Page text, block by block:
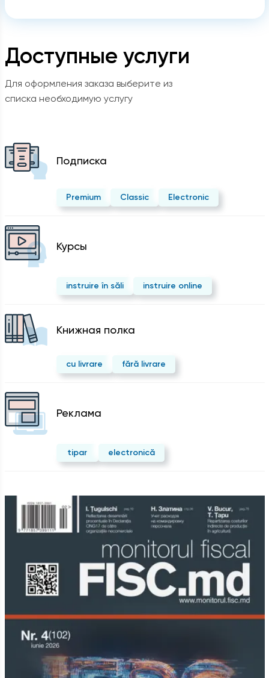
Доступные услуги
Для оформления заказа выберите из
списка необходимую услугу
Подписка
Premium Classic Electronic
Курсы
instruire în săli instruire online
Kнижная полка
cu livrare fără livrare
Реклама
tipar electronică